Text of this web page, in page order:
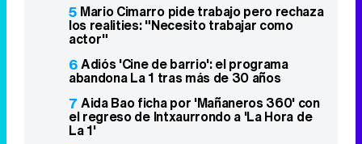
5 Mario Cimarro pide trabajo pero rechaza
los realities: "Necesito trabajar como
actor"
6Adiós 'Cine de barrio': el programa
abandona La 1 tras más de 30 años
7 Aida Bao ficha por 'Mañaneros 360' con
el regreso de Intxaurrondo a 'La Hora de
La 1'